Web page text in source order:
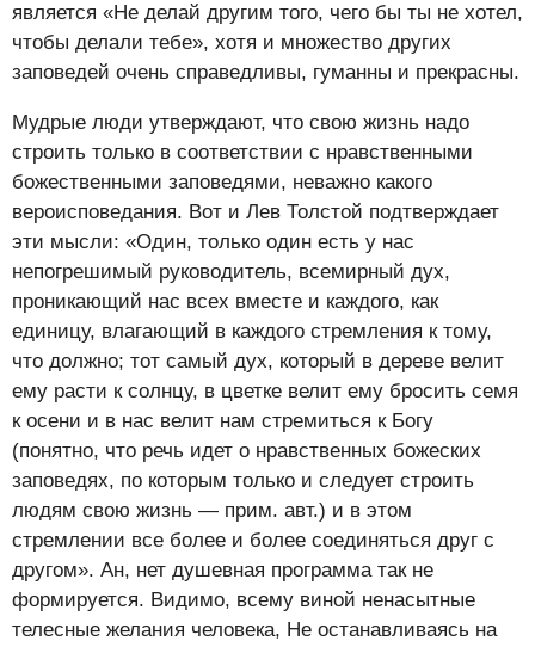
является «Не делай другим того, чего бы ты не хотел,
чтобы делали тебе», хотя и множество других
заповедей очень справедливы, гуманны и прекрасны.
Мудрые люди утверждают, что свою жизнь надо
строить только в соответствии с нравственными
божественными заповедями, неважно какого
вероисповедания. Вот и Лев Толстой подтверждает
эти мысли: «Один, только один есть у нас
непогрешимый руководитель, всемирный дух,
проникающий нас всех вместе и каждого, как
единицу, влагающий в каждого стремления к тому,
что должно; тот самый дух, который в дереве велит
ему расти к солнцу, в цветке велит ему бросить семя
к осени и в нас велит нам стремиться к Богу
(понятно, что речь идет о нравственных божеских
заповедях, по которым только и следует строить
людям свою жизнь — прим. авт.) и в этом
стремлении все более и более соединяться друг с
другом». Ан, нет душевная программа так не
формируется. Видимо, всему виной ненасытные
телесные желания человека, Не останавливаясь на